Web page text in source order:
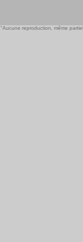
"Aucune reproduction, même